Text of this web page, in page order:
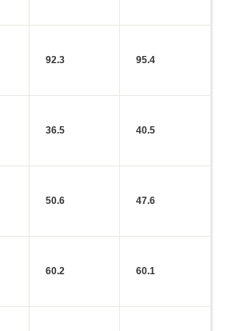
92.3 95.4
36.5 40.5
50.6 47.6
60.2 60.1